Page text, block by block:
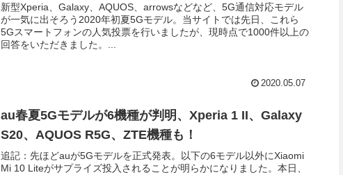
新型Xperia、Galaxy、AQUOS、arrowsなどなど、5G通信対応モデル
が一気に出そろう2020年初夏5Gモデル。当サイトでは先日、これら
5Gスマートフォンの人気投票を行いましたが、現時点で1000件以上の
回答をいただきました。...
2020.05.07
au春夏5Gモデルが6機種が判明、Xperia 1 II、Galaxy
S20、AQUOS R5G、ZTE機種も！
追記：先ほどauが5Gモデルを正式発表。以下の6モデル以外にXiaomi
Mi 10 Liteがサプライズ投入されることが明らかになりました。本日、